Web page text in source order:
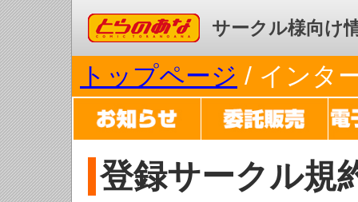
コミックとらのあな サークル様向け
トップページ / インタ
登録サークル規